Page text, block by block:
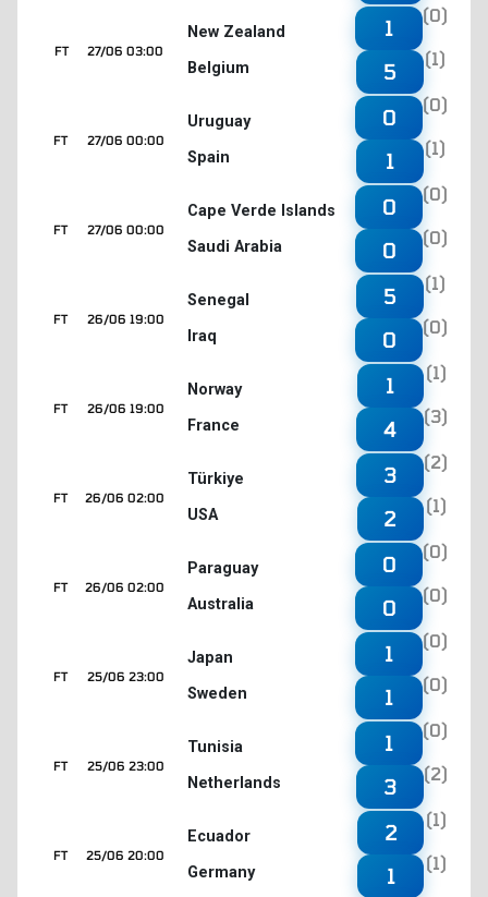
27/06 03:00
FT
New Zealand
Belgium
1
(0)
5
(1)
27/06 00:00
FT
Uruguay
Spain
0
(0)
1
(1)
27/06 00:00
FT
Cape Verde Islands
Saudi Arabia
0
(0)
0
(0)
26/06 19:00
FT
Senegal
Iraq
5
(1)
0
(0)
26/06 19:00
FT
Norway
France
1
(1)
4
(3)
26/06 02:00
FT
Türkiye
USA
3
(2)
2
(1)
26/06 02:00
FT
Paraguay
Australia
0
(0)
0
(0)
25/06 23:00
FT
Japan
Sweden
1
(0)
1
(0)
25/06 23:00
FT
Tunisia
Netherlands
1
(0)
3
(2)
25/06 20:00
FT
Ecuador
Germany
2
(1)
1
(1)